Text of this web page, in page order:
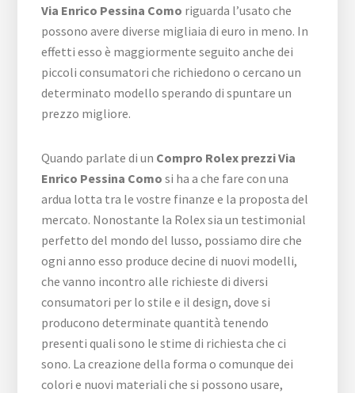
Via Enrico Pessina Como riguarda l’usato che
possono avere diverse migliaia di euro in meno. In
effetti esso è maggiormente seguito anche dei
piccoli consumatori che richiedono o cercano un
determinato modello sperando di spuntare un
prezzo migliore.
Quando parlate di un Compro Rolex prezzi Via
Enrico Pessina Como si ha a che fare con una
ardua lotta tra le vostre finanze e la proposta del
mercato. Nonostante la Rolex sia un testimonial
perfetto del mondo del lusso, possiamo dire che
ogni anno esso produce decine di nuovi modelli,
che vanno incontro alle richieste di diversi
consumatori per lo stile e il design, dove si
producono determinate quantità tenendo
presenti quali sono le stime di richiesta che ci
sono. La creazione della forma o comunque dei
colori e nuovi materiali che si possono usare,